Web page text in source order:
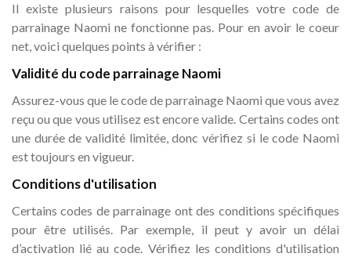
Il existe plusieurs raisons pour lesquelles votre code de
parrainage Naomi ne fonctionne pas. Pour en avoir le coeur
net, voici quelques points à vérifier :
Validité du code parrainage Naomi
Assurez-vous que le code de parrainage Naomi que vous avez
reçu ou que vous utilisez est encore valide. Certains codes ont
une durée de validité limitée, donc vérifiez si le code Naomi
est toujours en vigueur.
Conditions d'utilisation
Certains codes de parrainage ont des conditions spécifiques
pour être utilisés. Par exemple, il peut y avoir un délai
d’activation lié au code. Vérifiez les conditions d'utilisation